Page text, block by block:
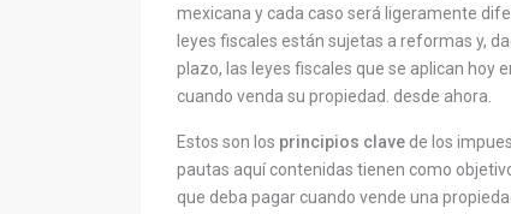
mexicana y cada caso será ligeramente
leyes fiscales están sujetas a reformas y,
plazo, las leyes fiscales que se aplican hoy
cuando venda su propiedad. desde ahora.
Estos son los principios clave de los
pautas aquí contenidas tienen como
que deba pagar cuando vende una